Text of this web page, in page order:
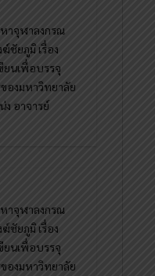
าจุฬาลงกรณ
ชัยภูมิ เรื่อง
ยนเพื่อบรรจุ
องมหาวิทยาลัย
ง อาจารย์
าจุฬาลงกรณ
ชัยภูมิ เรื่อง
ยนเพื่อบรรจุ
องมหาวิทยาลัย